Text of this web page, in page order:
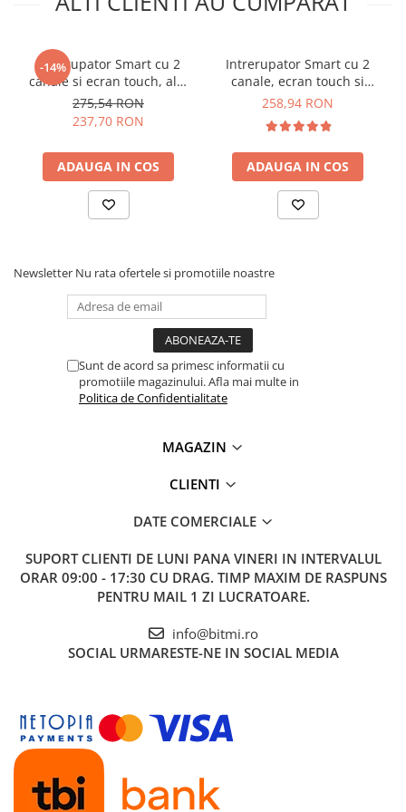
face sa functioneze in modul Away cand nu esti acasa
Specificatii unitate de
control inteligenta, Sonoff
ZigBee Bridge Pro:
Marca:Sonoff
ZB Bridge-P
Tip alimentare:
Aplicatie:eWeLink
Google Assistant, Samsung
SmartThings, Amazon Alexa
Temperatura de functionare:-10°C / 40°C
Greutate:35 g
Dimensiuni:62 x 62 x 20mm
-14%
Intrerupator Smart cu 2
canale si ecran touch, alb,
Sonoff NSPanel
275,54 RON
237,70 RON
ADAUGA IN COS
Intrerupator Smart cu 2
canale, ecran touch si
termostat, Sonoff NSPanel
258,94 RON
ADAUGA IN COS
Newsletter Nu rata ofertele si promotiile noastre
Sunt de acord sa primesc informatii cu
promotiile magazinului. Afla mai multe in
Politica de Confidentialitate
MAGAZIN
CLIENTI
DATE COMERCIALE
SUPORT CLIENTI DE LUNI PANA VINERI IN INTERVALUL
ORAR 09:00 - 17:30 CU DRAG. TIMP MAXIM DE RASPUNS
PENTRU MAIL 1 ZI LUCRATOARE.
info@bitmi.ro
SOCIAL URMARESTE-NE IN SOCIAL MEDIA